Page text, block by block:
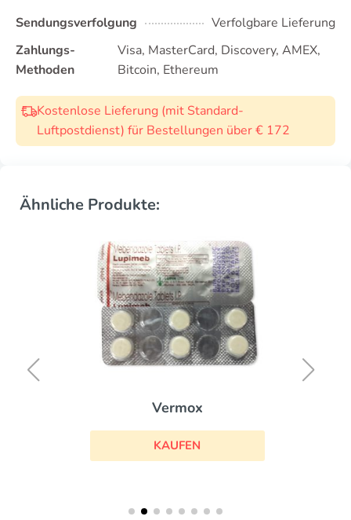
Sendungsverfolgung
Verfolgbare Lieferung
Zahlungs-
Methoden
Visa, MasterCard, Discovery, AMEX,
Bitcoin, Ethereum
Kostenlose Lieferung (mit Standard-
Luftpostdienst) für Bestellungen über € 172
Ähnliche Produkte:
Vermox
KAUFEN